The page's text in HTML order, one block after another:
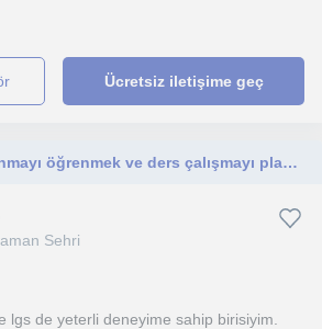
Ücretsiz iletişime geç
Zamanı verimli kullanmayı öğrenmek ve ders çalışmayı planlı hale getirmek istermisiniz? Size yardımcı olabilirim.
Sehri
lgs de yeterli deneyime sahip birisiyim.